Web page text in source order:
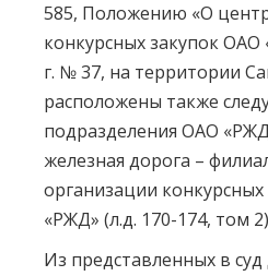
585, Положению «О
конкурсных закупок ОАО
г. № 37, на территории
расположены также
подразделения ОАО
железная дорога –
организации
«РЖД» (л.д. 170-174, том
Из представленных в